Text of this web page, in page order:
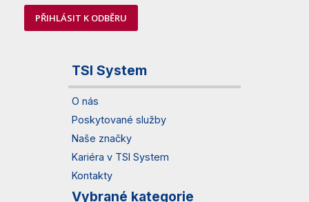
PŘIHLÁSIT K ODBĚRU
TSI System
O nás
Poskytované služby
Naše značky
Kariéra v TSI System
Kontakty
Vybrané kategorie